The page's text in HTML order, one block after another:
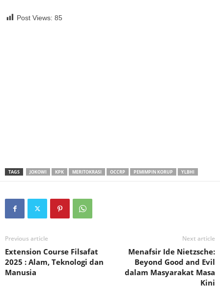
Post Views: 85
TAGS JOKOWI KPK MERITOKRASI OCCRP PEMIMPIN KORUP YLBHI
Previous article
Extension Course Filsafat
2025 : Alam, Teknologi dan
Manusia
Next article
Menafsir Ide Nietzsche:
Beyond Good and Evil
dalam Masyarakat Masa
Kini